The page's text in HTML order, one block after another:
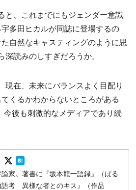
と、これまでにもジェンダー意識
多田ヒカルが同誌に登場するの
自然なキャスティングのように思
読みのしすぎだろうか。
現在、未来にバランスよく目配り
くるかわからないところがある
今後も刺激的なメディアであり続
Follow on SNS
家。著書に『坂本龍一語録』（ぱる
語考 異様な者とのキス』（作品